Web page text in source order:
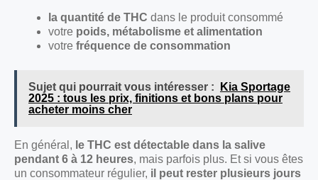
la quantité de THC dans le produit consommé
votre poids, métabolisme et alimentation
votre fréquence de consommation
Sujet qui pourrait vous intéresser :
Kia Sportage
2025 : tous les prix, finitions et bons plans pour
acheter moins cher
En général, le THC est détectable dans la salive
pendant 6 à 12 heures, mais parfois plus. Et si vous êtes
un consommateur régulier, il peut rester plusieurs jours